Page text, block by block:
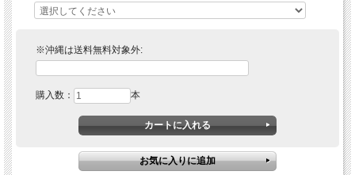
※沖縄は送料無料対象外:
購入数： 本